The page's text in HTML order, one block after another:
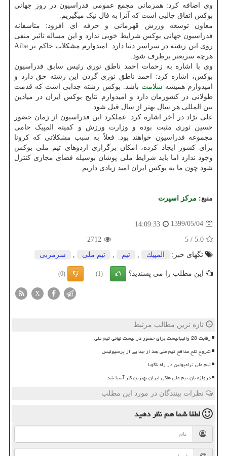
وی اضافه کرد: همزمانی مجمع عمومی فدراسیون در روز جهانی
بوکس اتفاق جالبی است که آنرا به فال نیک میگیریم.
معاون توسعه ورزش قهرمانی و حرفه ای افزود: متاسفانه
فدراسیون جهانی بوکس شرایط خوبی ندارد و این مساله تاثیر منفی
روی این رشته در سراسر دنیا دارد. امیدوارم مشکلات حاکم بر Aiba
هرچه سریعتر برطرف شود.
وی با اشاره به زحمات احمد ناطق نوری رئیس سابق فدراسیون
بوکس، اشاره کرد: احمد ناطق نوری گردن این رشته حق دارد و
امیدوارم همیشه سلامت باشد. بوکس رشته جذابی است که قدمت
طولانی در کشورمان دارد و امیدوارم نتایج بوکس ایران در میادین
بین المللی هر سال بهتر از سال قبل شود.
علی نژاد در آخر اشاره کرد: عملکرد این فدراسیون از زمان حضور
حسین ثوری مثبت بوده و وزارت ورزش و کمیته المپیک حامی
مجموعه فدراسیون خواهند بود. فعلاً به سبب مشکلاتی که کرونا
برای کشور ایجاد کرده، امکان برگزاری اردوهای تیم ملی بوکس
وجود ندارد اما باید شرایط ملی پوشان بوسیله فضای مجازی کنترل
شود چون ما به بوکس ایران امید زیادی داریم.
منبع: مركز اسپرت
1399/05/04
14:09:33
5.0
/
5
2712
تگهای خبر:
المپیك تیم تیم ملی سرمربی
این مطلب را می پسندید؟ (1)
(0)
X
تازه ترین مطالب مرتبط
رقابت 28 والیبالیست برای حضور در لیست نهائی تیم ملی
شروع تلخ مدافع تیم ملی بعد از جدایی از پرسپولیس
تیم ملی ترامپولین در راه ناگویا
دروازه بان تیم ملی هاکی ایران بهترین گلر آسیا شد
نظرات بینندگان در مورد این مطلب
لطفا شما همنظر دهید